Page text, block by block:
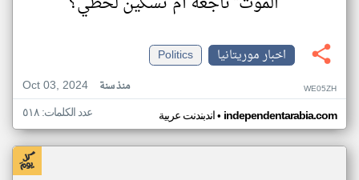
اخبار موريتانيا
Politics
Oct 03, 2024
منذ سنة WE05ZH
اندبندنت عربية• independentarabia.com عدد الكلمات: ٥١٨